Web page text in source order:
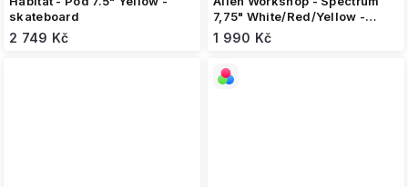
skateboard
2 749 Kč
7,75" White/Red/Yellow -
skateboard
1 990 Kč